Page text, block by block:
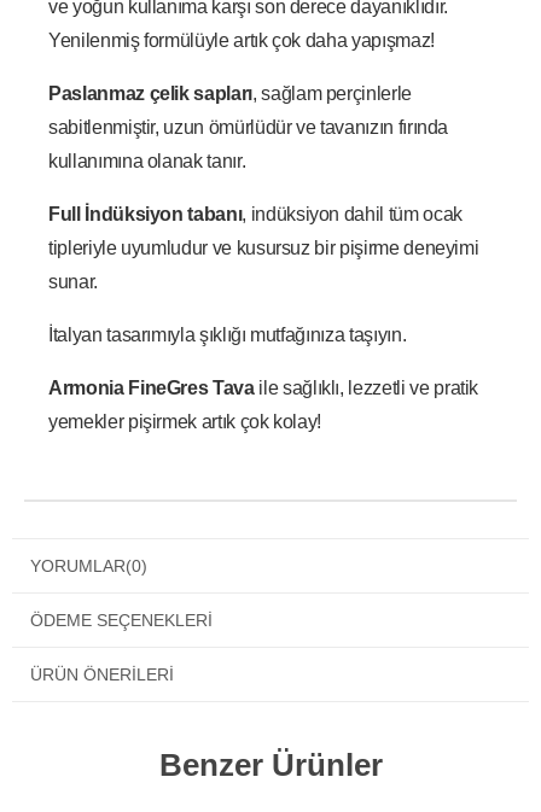
ve yoğun kullanıma karşı son derece dayanıklıdır.
Yenilenmiş formülüyle artık çok daha yapışmaz!
Paslanmaz çelik sapları, sağlam perçinlerle
sabitlenmiştir, uzun ömürlüdür ve tavanızın fırında
kullanımına olanak tanır.
Full İndüksiyon tabanı, indüksiyon dahil tüm ocak
tipleriyle uyumludur ve kusursuz bir pişirme deneyimi
sunar.
İtalyan tasarımıyla şıklığı mutfağınıza taşıyın.
Armonia FineGres Tavaile sağlıklı, lezzetli ve pratik
yemekler pişirmek artık çok kolay!
YORUMLAR(0)
ÖDEME SEÇENEKLERI
ÜRÜN ÖNERILERI
Benzer Ürünler